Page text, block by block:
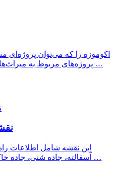
اکوموزه را که می‌توان پروژه‌ای
پروژه‌های مربوط به میراث‌های قدیمی دانست، نقشی مهم در …
این نقشه شامل اطلاعات
آسفالته، جاده شنی، جاده خاکی، سایر جاده‌ها) با ذکر مسافت …